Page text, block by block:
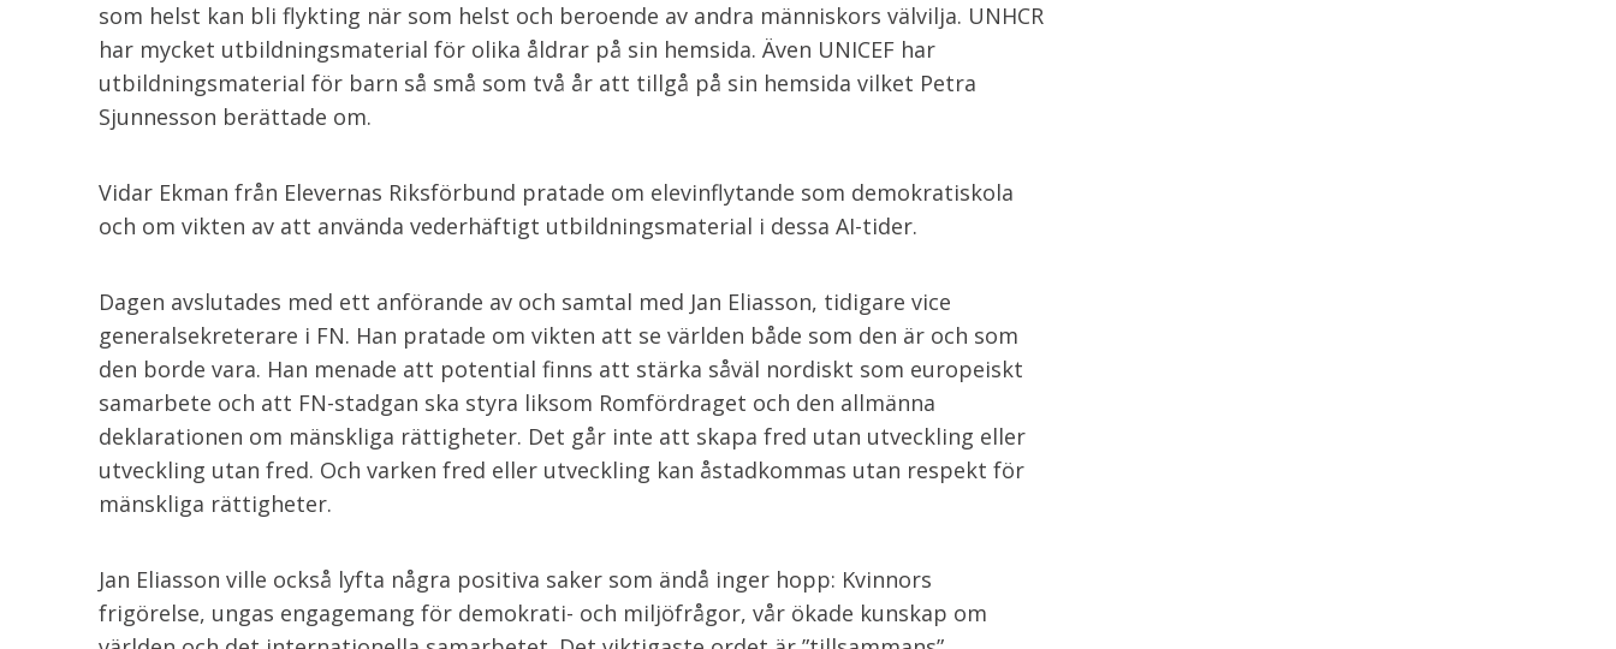
som helst kan bli flykting när som helst och beroende av andra människors välvilja. UNHCR
har mycket utbildningsmaterial för olika åldrar på sin hemsida. Även UNICEF har
utbildningsmaterial för barn så små som två år att tillgå på sin hemsida vilket Petra
Sjunnesson berättade om.
Vidar Ekman från Elevernas Riksförbund pratade om elevinflytande som demokratiskola
och om vikten av att använda vederhäftigt utbildningsmaterial i dessa AI-tider.
Dagen avslutades med ett anförande av och samtal med Jan Eliasson, tidigare vice
generalsekreterare i FN. Han pratade om vikten att se världen både som den är och som
den borde vara. Han menade att potential finns att stärka såväl nordiskt som europeiskt
samarbete och att FN-stadgan ska styra liksom Romfördraget och den allmänna
deklarationen om mänskliga rättigheter. Det går inte att skapa fred utan utveckling eller
utveckling utan fred. Och varken fred eller utveckling kan åstadkommas utan respekt för
mänskliga rättigheter.
Jan Eliasson ville också lyfta några positiva saker som ändå inger hopp: Kvinnors
frigörelse, ungas engagemang för demokrati- och miljöfrågor, vår ökade kunskap om